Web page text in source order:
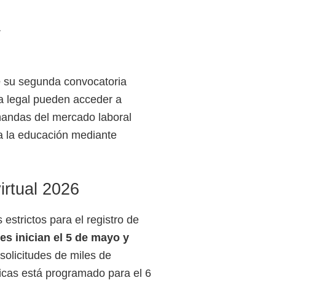
segunda convocatoria
legal pueden acceder a
del mercado laboral
la educación mediante
2026
para el registro de
inician el 5 de mayo y
de miles de
está programado para el 6